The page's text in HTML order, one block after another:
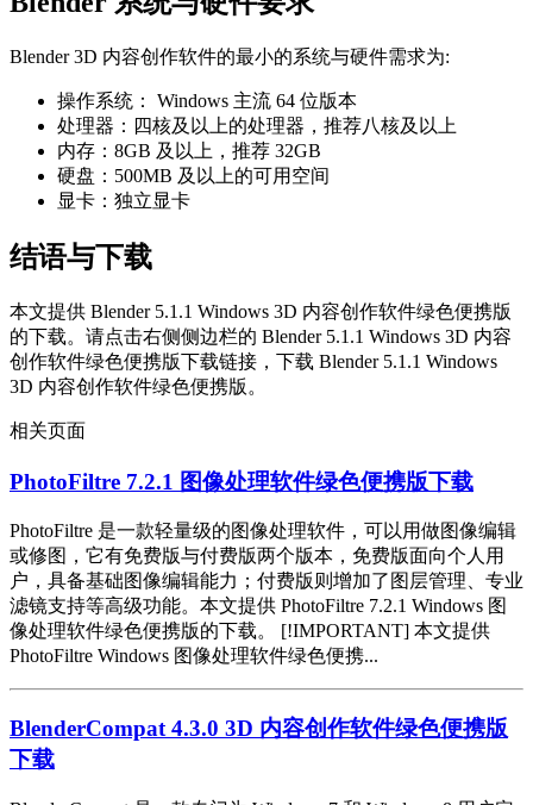
Blender 3D 内容创作软件的最小的系统与硬件需求为:
操作系统： Windows 主流 64 位版本
处理器：四核及以上的处理器，推荐八核及以上
内存：8GB 及以上，推荐 32GB
硬盘：500MB 及以上的可用空间
显卡：独立显卡
结语与下载
本文提供 Blender 5.1.1 Windows 3D 内容创作软件绿色便携版
的下载。请点击右侧侧边栏的 Blender 5.1.1 Windows 3D 内容
创作软件绿色便携版下载链接，下载 Blender 5.1.1 Windows
3D 内容创作软件绿色便携版。
相关页面
PhotoFiltre 7.2.1 图像处理软件绿色便携版下载
PhotoFiltre 是一款轻量级的图像处理软件，可以用做图像编辑
或修图，它有免费版与付费版两个版本，免费版面向个人用
户，具备基础图像编辑能力；付费版则增加了图层管理、专业
滤镜支持等高级功能。本文提供 PhotoFiltre 7.2.1 Windows 图
像处理软件绿色便携版的下载。 [!IMPORTANT] 本文提供
PhotoFiltre Windows 图像处理软件绿色便携...
BlenderCompat 4.3.0 3D 内容创作软件绿色便携版
下载